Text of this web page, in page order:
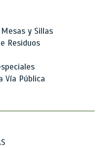
y Sillas
Residuos
Vía Pública